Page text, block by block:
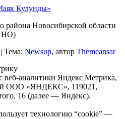
Кулунды»
района Новосибирской области
Тема: Newsup, автор Themeansar
веб-аналитики Яндекс Метрика,
ООО «ЯНДЕКС», 119021,
16 (далее — Яндекс).
технологию “cookie” —